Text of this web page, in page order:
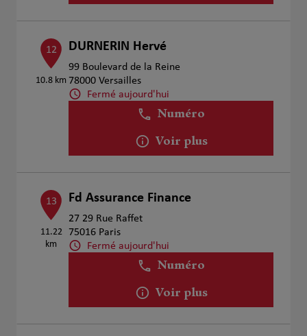
12
10.8 km
DURNERIN Hervé
99 Boulevard de la Reine
78000 Versailles
Fermé aujourd'hui
Numéro
Voir plus
13
11.22
km
Fd Assurance Finance
27 29 Rue Raffet
75016 Paris
Fermé aujourd'hui
Numéro
Voir plus